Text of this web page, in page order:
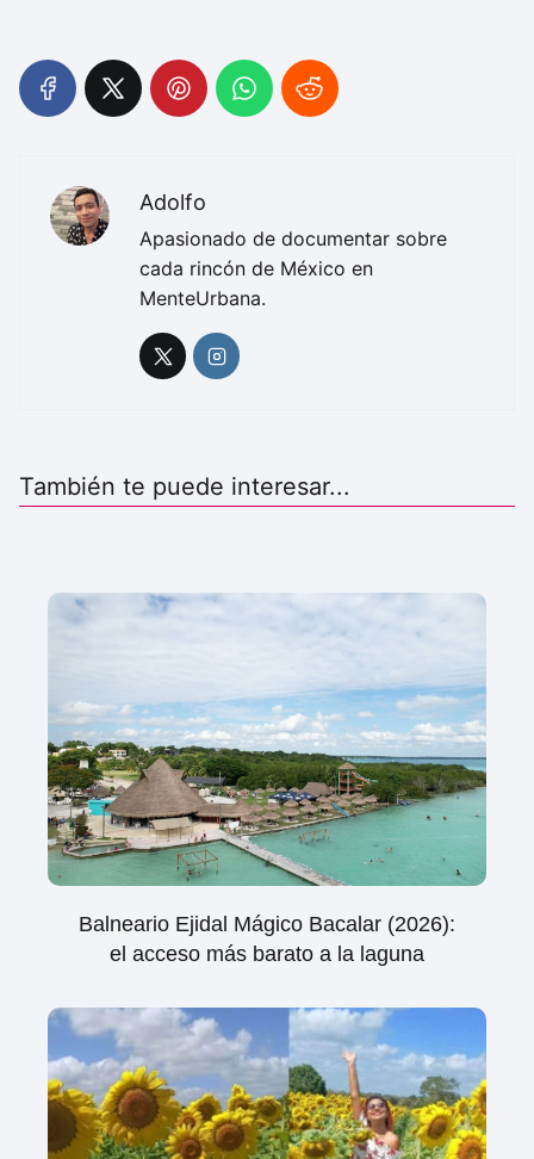
Adolfo
Apasionado de documentar sobre
cada rincón de México en
MenteUrbana.
También te puede interesar...
Balneario Ejidal Mágico Bacalar (2026):
el acceso más barato a la laguna